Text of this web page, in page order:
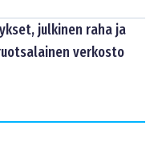
julkinen raha ja
verkosto